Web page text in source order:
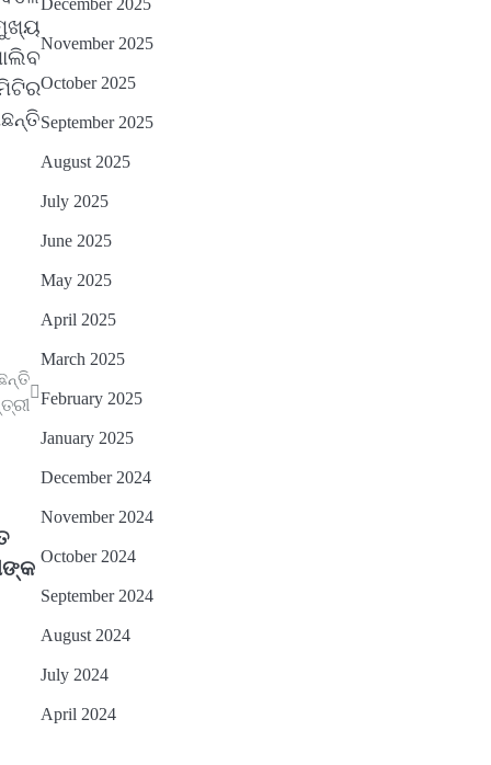
December 2025
November 2025
October 2025
September 2025
August 2025
July 2025
June 2025
May 2025
April 2025
March 2025
February 2025
January 2025
December 2024
November 2024
October 2024
September 2024
August 2024
July 2024
April 2024